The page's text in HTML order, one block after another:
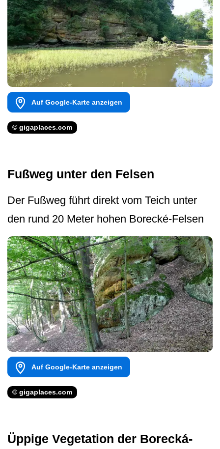
Auf Google-Karte anzeigen
© gigaplaces.com
Fußweg unter den Felsen
Der Fußweg führt direkt vom Teich unter
den rund 20 Meter hohen Borecké-Felsen
Auf Google-Karte anzeigen
© gigaplaces.com
Üppige Vegetation der Borecká-